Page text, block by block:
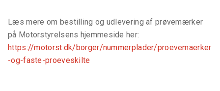
Læs mere om bestilling og udlevering af prøvemærker
på Motorstyrelsens hjemmeside her:
https://motorst.dk/borger/nummerplader/proevemaerker
-og-faste-proeveskilte